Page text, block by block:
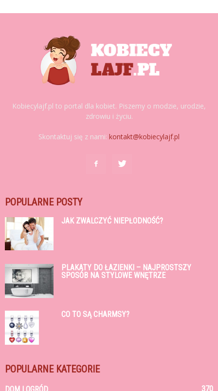
Kobiecylajf.pl to portal dla kobiet. Piszemy o modzie, urodzie,
zdrowiu i życiu.
Skontaktuj się z nami: kontakt@kobiecylajf.pl
POPULARNE POSTY
JAK ZWALCZYĆ NIEPŁODNOŚĆ?
PLAKATY DO ŁAZIENKI – NAJPROSTSZY
SPOSÓB NA STYLOWE WNĘTRZE
CO TO SĄ CHARMSY?
POPULARNE KATEGORIE
370